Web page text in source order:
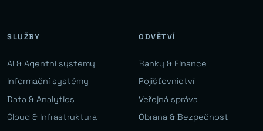
SLUŽBY
AI & Agentní systémy
Informační systémy
Data & Analytics
Cloud & Infrastruktura
ODVĚTVÍ
Banky & Finance
Pojišťovnictví
Veřejná správa
Obrana & Bezpečnost